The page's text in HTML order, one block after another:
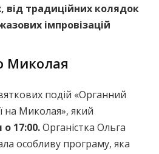
від традиційних колядок
імпровізацій
Миколая
подій «Органний
на Миколая», який
о 17:00.Органістка Ольга
особливу програму, яка